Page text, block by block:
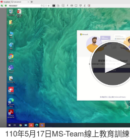
110年5月17日MS-Team線上教育訓練